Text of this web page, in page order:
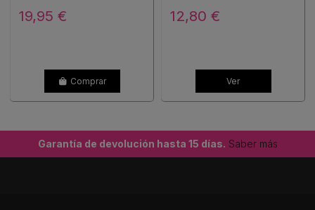
19,95 €
Comprar
12,80 €
Ver
Garantía de devolución hasta 15 días. Saber más